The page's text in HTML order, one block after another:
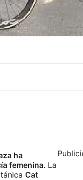
ha
femenina. La
Cat